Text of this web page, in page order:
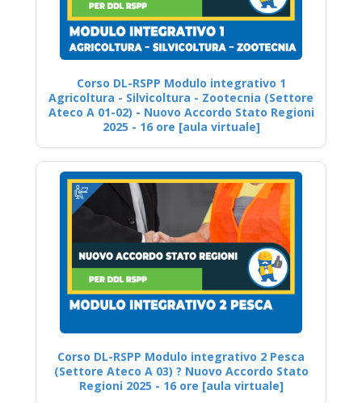
Corso DL-RSPP Modulo integrativo 1
Agricoltura - Silvicoltura - Zootecnia (Settore
Ateco A 01-02) - Nuovo Accordo Stato Regioni
2025 - 16 ore [aula virtuale]
Corso DL-RSPP Modulo integrativo 2 Pesca
(Settore Ateco A 03) ? Nuovo Accordo Stato
Regioni 2025 - 16 ore [aula virtuale]